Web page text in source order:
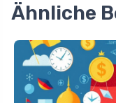
Ähnliche